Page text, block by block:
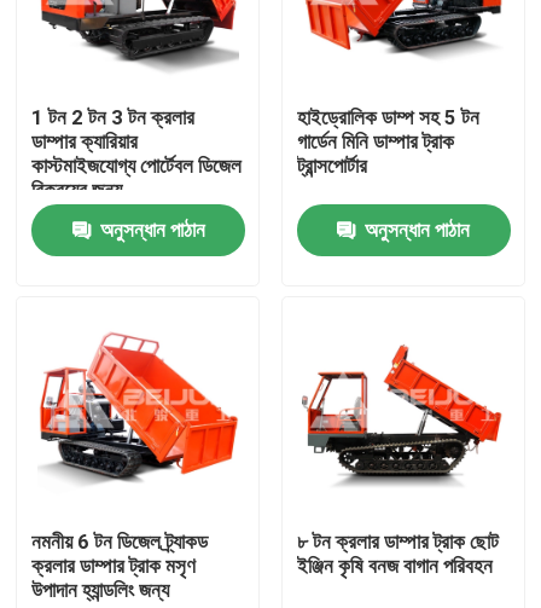
পণ্য
ভিডিও
ভূগর্ভস্থ মাইনিং ট্রাক
ভূগর্ভস্থ আর্টিকুলেটেড ট্রাক
চাকা কাঁচি উত্তোলন
1 টন 2 টন 3 টন ক্রলার
ডাম্পার ক্যারিয়ার
কাস্টমাইজযোগ্য পোর্টেবল ডিজেল
বিক্রয়ের জন্য
অনুসন্ধান পাঠান
হাইড্রোলিক ডাম্প সহ 5 টন
গার্ডেন মিনি ডাম্পার ট্রাক
ট্রান্সপোর্টার
অনুসন্ধান পাঠান
নমনীয় 6 টন ডিজেল ট্র্যাকড
ক্রলার ডাম্পার ট্রাক মসৃণ
উপাদান হ্যান্ডলিং জন্য
৮ টন ক্রলার ডাম্পার ট্রাক ছোট
ইঞ্জিন কৃষি বনজ বাগান পরিবহন